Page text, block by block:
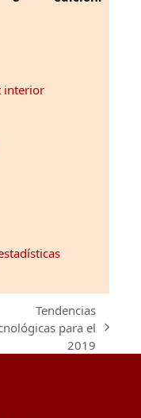
interior
Tendencias
para el
2019